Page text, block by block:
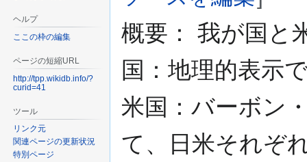
概要： 我が国と
国：地理的表示
米国：バーボン
て、日米それぞ
ヘルプ
ここの枠の編集
ページの短縮URL
http://tpp.wikidb.info/?
curid=41
ツール
リンク元
関連ページの更新状況
特別ページ